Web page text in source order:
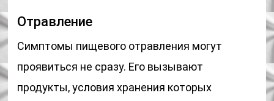
Отравление
Симптомы пищевого отравления могут
проявиться не сразу. Его вызывают
продукты, условия хранения которых